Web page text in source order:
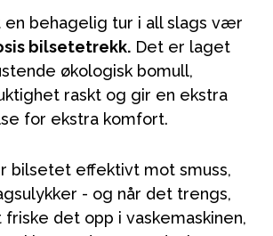
en behagelig tur i all slags vær
bilsetetrekk. Det er laget
økologisk bomull,
raskt og gir en ekstra
for ekstra komfort.
bilsetet effektivt mot smuss,
- og når det trengs,
friske det opp i vaskemaskinen,